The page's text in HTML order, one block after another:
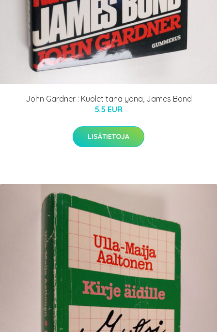
John Gardner : Kuolet tänä yönä, James Bond
5.5 EUR
LISÄTIETOJA